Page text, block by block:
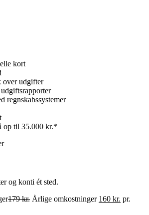
kort
over udgifter
regnskabssystemer
op til 35.000 kr.*
og konti ét sted.
179 kr. Årlige omkostninger 160 kr. pr.